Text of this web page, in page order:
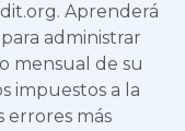
Aprenderá
administrar
mensual de su
impuestos a la
errores más